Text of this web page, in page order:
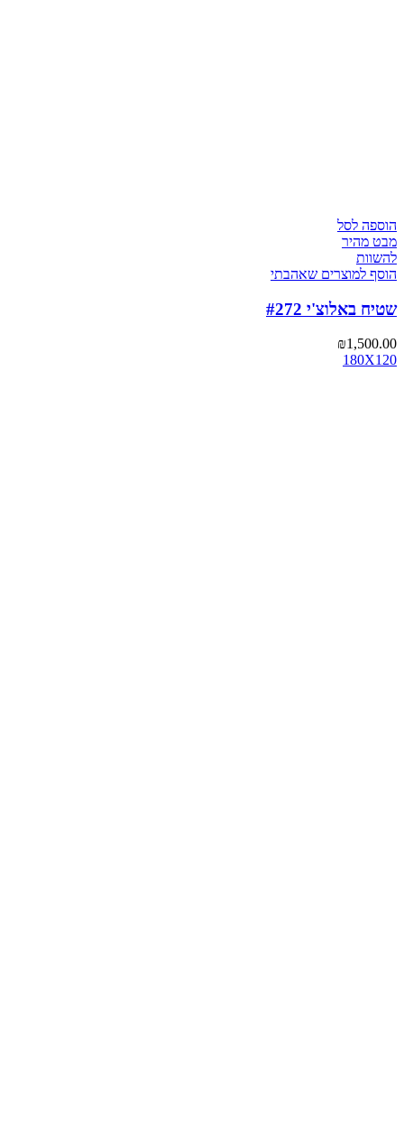
הוספה לסל
מבט מהיר
להשוות
הוסף למוצרים שאהבתי
שטיח באלוצ'י #272
₪1,500.00
180X120